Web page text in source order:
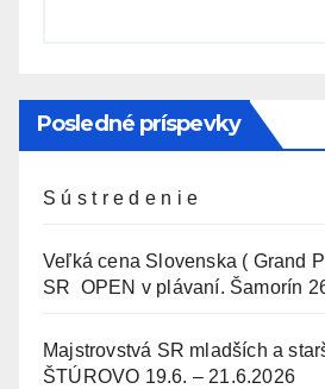
Posledné príspevky
S ú s t r e d e n i e
Veľká cena Slovenska ( Grand
SR OPEN v plávaní. Šamorín
Majstrovstvá SR mladších a
ŠTÚROVO 19.6. – 21.6.2026